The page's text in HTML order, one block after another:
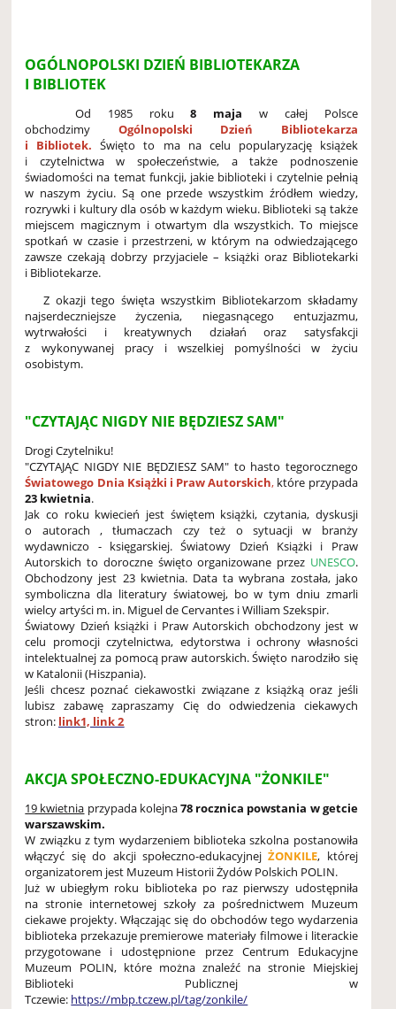
OGÓLNOPOLSKI DZIEŃ BIBLIOTEKARZA
I BIBLIOTEK
Od 1985 roku8 maja w całej Polsce
obchodzimy Ogólnopolski Dzień Bibliotekarza
i Bibliotek.Święto to ma na celu popularyzację książek
i czytelnictwa w społeczeństwie, a także podnoszenie
świadomości na temat funkcji, jakie biblioteki i czytelnie pełnią
w naszym życiu. Są one przede wszystkim źródłem wiedzy,
rozrywki i kultury dla osób w każdym wieku. Biblioteki są także
miejscem magicznym i otwartym dla wszystkich. To miejsce
spotkań w czasie i przestrzeni, w którym na odwiedzającego
zawsze czekają dobrzy przyjaciele – książki oraz Bibliotekarki
i Bibliotekarze.
Z okazji tego święta wszystkim Bibliotekarzom składamy
najserdeczniejsze życzenia, niegasnącego entuzjazmu,
wytrwałości i kreatywnych działań oraz satysfakcji
z wykonywanej pracy i wszelkiej pomyślności w życiu
osobistym.
"CZYTAJĄC NIGDY NIE BĘDZIESZ SAM"
Drogi Czytelniku!
"CZYTAJĄC NIGDY NIE BĘDZIESZ SAM" to hasto tegorocznego
Światowego Dnia Książki i Praw Autorskich, które przypada
23 kwietnia.
Jak co roku kwiecień jest świętem książki, czytania, dyskusji
o autorach , tłumaczach czy też o sytuacji w branży
wydawniczo - księgarskiej. Światowy Dzień Książki i Praw
Autorskich to doroczne święto organizowane przez UNESCO.
Obchodzony jest 23 kwietnia. Data ta wybrana została, jako
symboliczna dla literatury światowej, bo w tym dniu zmarli
wielcy artyści m. in. Miguel de Cervantes i William Szekspir.
Światowy Dzień książki i Praw Autorskich obchodzony jest w
celu promocji czytelnictwa, edytorstwa i ochrony własności
intelektualnej za pomocą praw autorskich. Święto narodziło się
w Katalonii (Hiszpania).
Jeśli chcesz poznać ciekawostki związane z książką oraz jeśli
lubisz zabawę zapraszamy Cię do odwiedzenia ciekawych
stron: link1, link 2
AKCJA SPOŁECZNO-EDUKACYJNA "ŻONKILE"
19 kwietnia przypada kolejna78 rocznica powstania w getcie
warszawskim.
W związku z tym wydarzeniem biblioteka szkolna postanowiła
włączyć się do akcji społeczno-edukacyjnejŻONKILE, której
organizatorem jest Muzeum Historii Żydów Polskich POLIN.
Już w ubiegłym roku biblioteka po raz pierwszy udostępniła
na stronie internetowej szkoły za pośrednictwem Muzeum
ciekawe projekty. Włączając się do obchodów tego wydarzenia
biblioteka przekazuje premierowe materiały filmowe i literackie
przygotowane i udostępnione przez Centrum Edukacyjne
Muzeum POLIN, które można znaleźć na stronie Miejskiej
Biblioteki Publicznej w
Tczewie: https://mbp.tczew.pl/tag/zonkile/